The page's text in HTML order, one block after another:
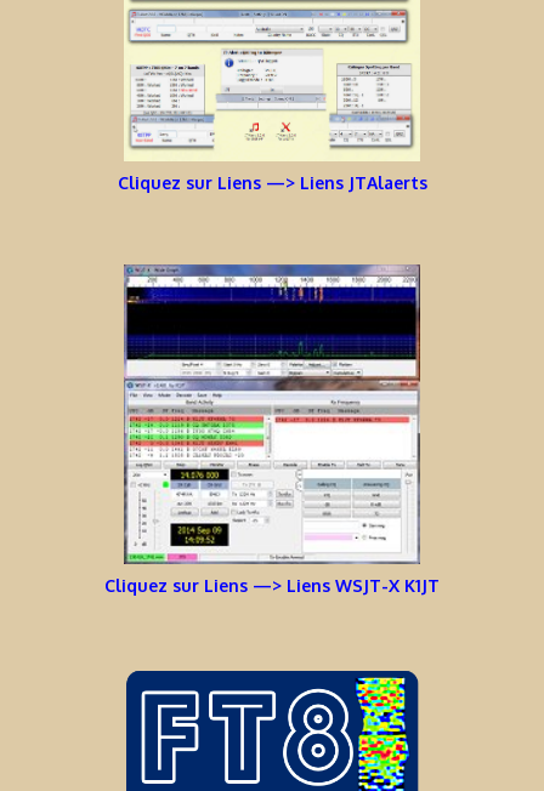
Cliquez sur Liens —> Liens JTAlaerts
Cliquez sur Liens —> Liens WSJT-X K1JT